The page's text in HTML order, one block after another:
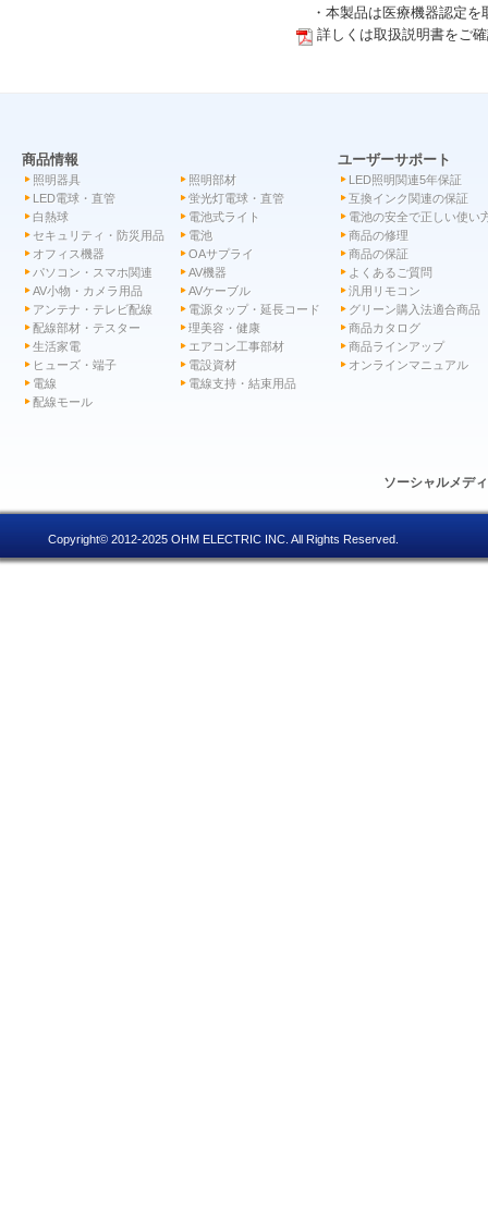
・本製品は医療機器認定を
詳しくは取扱説明書をご
商品情報
照明器具
照明部材
LED電球・直管
蛍光灯電球・直管
白熱球
電池式ライト
セキュリティ・防災用品
電池
オフィス機器
OAサプライ
パソコン・スマホ関連
AV機器
AV小物・カメラ用品
AVケーブル
アンテナ・テレビ配線
電源タップ・延長コード
配線部材・テスター
理美容・健康
生活家電
エアコン工事部材
ヒューズ・端子
電設資材
電線
電線支持・結束用品
配線モール
ユーザーサポート
LED照明関連5年保証
互換インク関連の保証
電池の安全で正しい使い
商品の修理
商品の保証
よくあるご質問
汎用リモコン
グリーン購入法適合商品
商品カタログ
商品ラインアップ
オンラインマニュアル
ソーシャルメデ
Copyright© 2012-2025 OHM ELECTRIC INC. All Rights Reserved.